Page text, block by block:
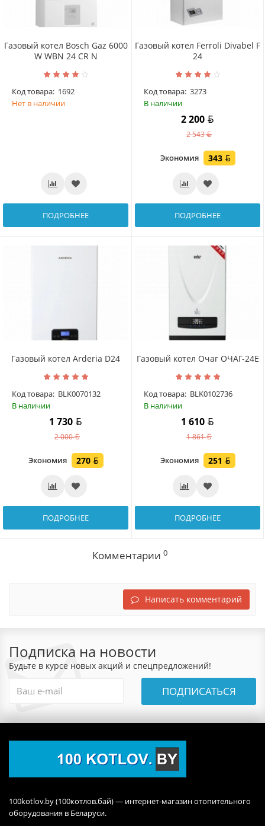
Газовый котел Bosch Gaz 6000
W WBN 24 CR N
Код товара: 1692
Нет в наличии
ПОДРОБНЕЕ
Газовый котел Ferroli Divabel F
24
Код товара: 3273
В наличии
2 200
2 543
Экономия 343
ПОДРОБНЕЕ
Газовый котел Arderia D24
Код товара: BLK0070132
В наличии
1 730
2 000
Экономия 270
ПОДРОБНЕЕ
Газовый котел Очаг ОЧАГ-24E
Код товара: BLK0102736
В наличии
1 610
1 861
Экономия 251
ПОДРОБНЕЕ
Комментарии 0
Написать комментарий
Подписка на новости
Будьте в курсе новых акций и спецпредложений!
ПОДПИСАТЬСЯ
100kotlov.by (100котлов.бай) — интернет-магазин отопительного
оборудования в Беларуси.